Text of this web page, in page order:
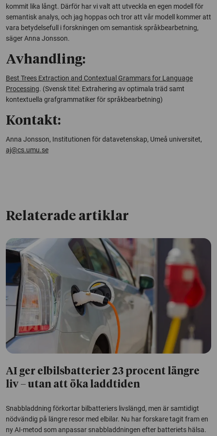
kommit lika långt. Därför har vi valt att utveckla en egen modell för
semantisk analys, och jag hoppas och tror att vår modell kommer att
vara betydelsefull i forskningen om semantisk språkbearbetning,
säger Anna Jonsson.
Avhandling:
Best Trees Extraction and Contextual Grammars for Language
Processing. (Svensk titel: Extrahering av optimala träd samt
kontextuella grafgrammatiker för språkbearbetning)
Kontakt:
Anna Jonsson, Institutionen för datavetenskap, Umeå universitet,
aj@cs.umu.se
Relaterade artiklar
AI ger elbilsbatterier 23 procent längre
liv – utan att öka laddtiden
Snabbladdning förkortar bilbatteriers livslängd, men är samtidigt
nödvändig på längre resor med elbilar. Nu har forskare tagit fram en
ny AI-metod som anpassar snabbladdningen efter batteriets hälsa.